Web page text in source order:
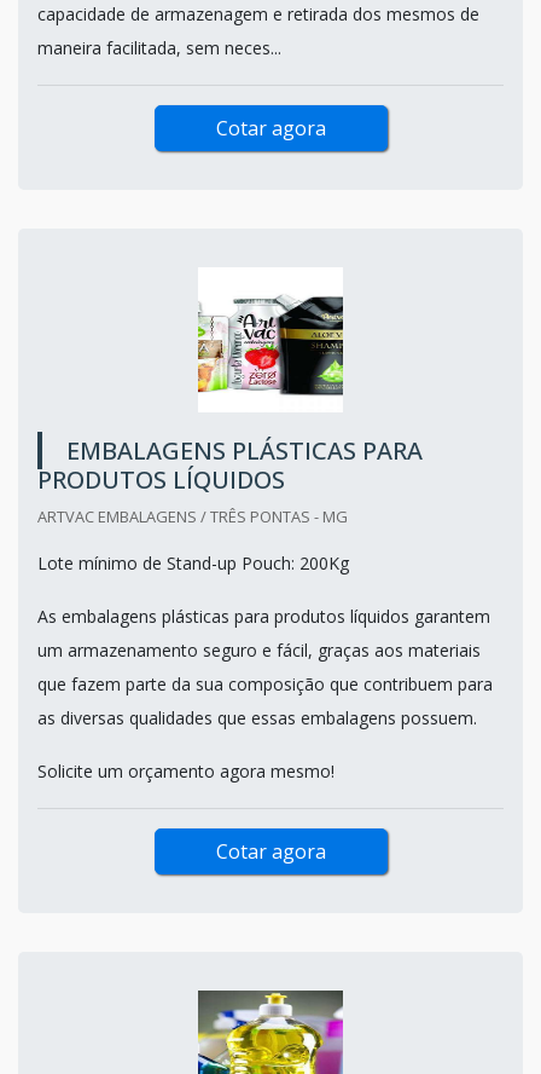
capacidade de armazenagem e retirada dos mesmos de
maneira facilitada, sem neces...
Cotar agora
EMBALAGENS PLÁSTICAS PARA
PRODUTOS LÍQUIDOS
ARTVAC EMBALAGENS / TRÊS PONTAS - MG
Lote mínimo de Stand-up Pouch: 200Kg
As embalagens plásticas para produtos líquidos garantem
um armazenamento seguro e fácil, graças aos materiais
que fazem parte da sua composição que contribuem para
as diversas qualidades que essas embalagens possuem.
Solicite um orçamento agora mesmo!
Cotar agora